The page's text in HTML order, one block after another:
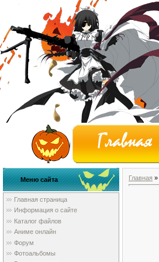
Меню сайта
Главная страница
Информация о сайте
Каталог файлов
Аниме онлайн
Форум
Фотоальбомы
Главная »